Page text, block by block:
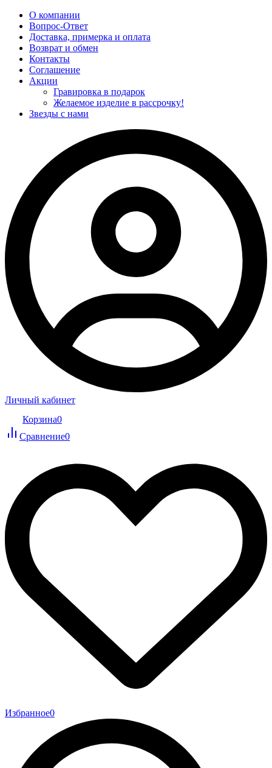
О компании
Вопрос-Ответ
Доставка, примерка и оплата
Возврат и обмен
Контакты
Соглашение
Акции
Гравировка в подарок
Желаемое изделие в рассрочку!
Звезды с нами
Личный кабинет
Корзина0
Сравнение0
Избранное0